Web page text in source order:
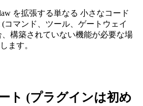
を拡張する単なる 小さなコード
コマンド、ツール、ゲートウェイ
構築されていない機能が必要な場
ます。
ト (プラグインは初め